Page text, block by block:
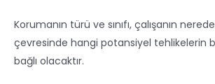
Korumanın türü ve sınıfı, çalışanın
çevresinde hangi potansiyel tehlikelerin
bağlı olacaktır.